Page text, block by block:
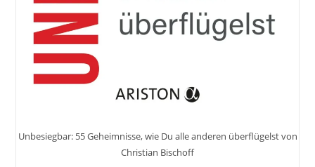
Unbesiegbar: 55 Geheimnisse, wie Du alle anderen überflügelst von
Christian Bischoff